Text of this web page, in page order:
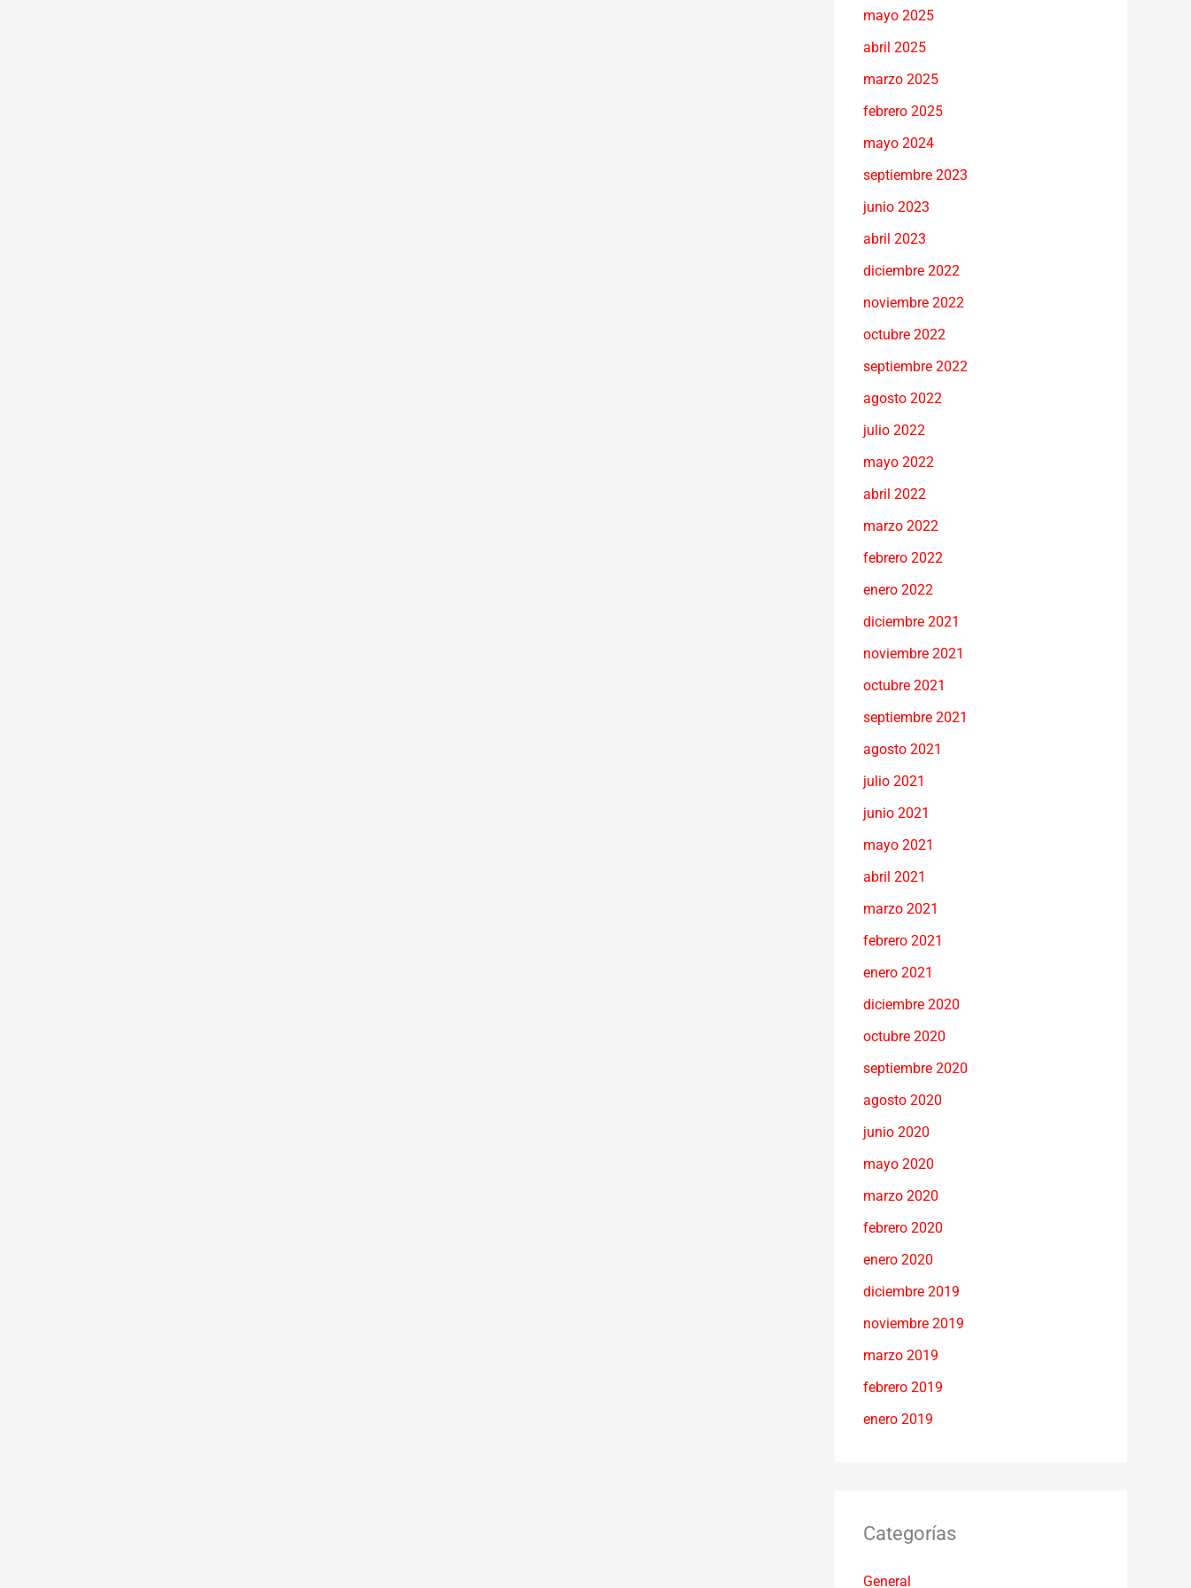
mayo 2025
abril 2025
marzo 2025
febrero 2025
mayo 2024
septiembre 2023
junio 2023
abril 2023
diciembre 2022
noviembre 2022
octubre 2022
septiembre 2022
agosto 2022
julio 2022
mayo 2022
abril 2022
marzo 2022
febrero 2022
enero 2022
diciembre 2021
noviembre 2021
octubre 2021
septiembre 2021
agosto 2021
julio 2021
junio 2021
mayo 2021
abril 2021
marzo 2021
febrero 2021
enero 2021
diciembre 2020
octubre 2020
septiembre 2020
agosto 2020
junio 2020
mayo 2020
marzo 2020
febrero 2020
enero 2020
diciembre 2019
noviembre 2019
marzo 2019
febrero 2019
enero 2019
Categorías
General